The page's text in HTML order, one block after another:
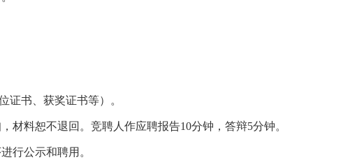
证书、获奖证书等）。
材料恕不退回。竞聘人作应聘报告10分钟，答辩5分钟。
行公示和聘用。